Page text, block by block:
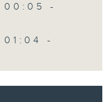
00:05 -
01:04 -